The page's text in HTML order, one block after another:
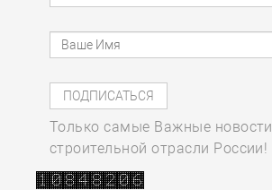
Только самые Важные новости
строительной отрасли России!